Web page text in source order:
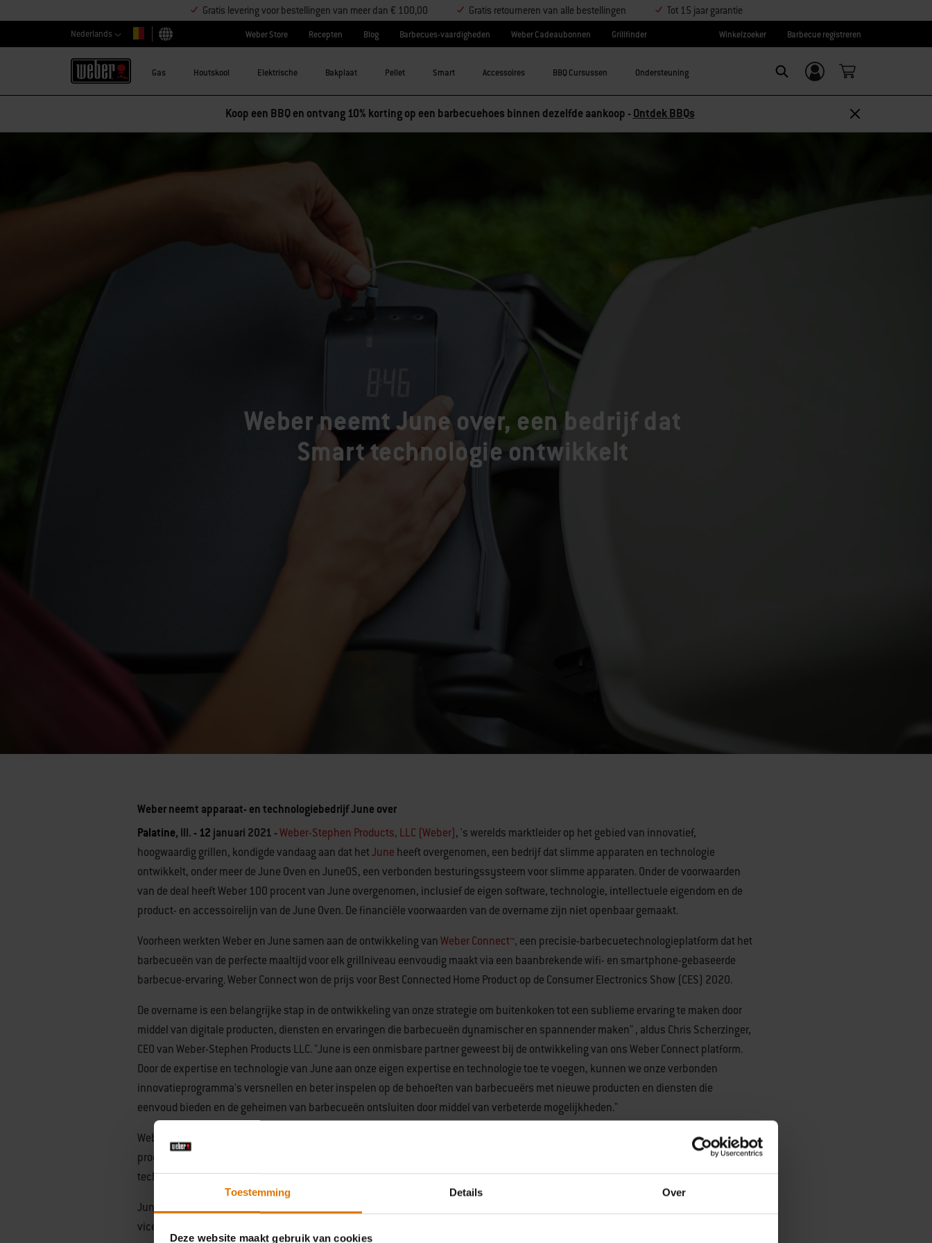
Toestemming Details Over
Deze website maakt gebruik van cookies
Gratis levering voor bestellingen van meer dan € 100,00 Gratis retourneren van alle bestellingen Tot 15 jaar garantie
Nederlands
Kies land
Weber Store Recepten Blog Barbecues-vaardigheden Weber Cadeaubonnen Grillfinder Winkelzoeker Barbecue registreren
Gas Houtskool Elektrische Bakplaat Pellet Smart Accessoires BBQ Cursussen Ondersteuning
Inloggen/
aanmelden
Koop een BBQ en ontvang 10% korting op een barbecuehoes binnen dezelfde aankoop - Ontdek BBQs
Weber neemt June over, een bedrijf dat
Smart technologie ontwikkelt
Weber neemt apparaat- en technologiebedrijf June over
Palatine, Ill. - 12 januari 2021 -Weber-Stephen Products, LLC (Weber), 's werelds marktleider op het gebied van innovatief,
hoogwaardig grillen, kondigde vandaag aan dat hetJune heeft overgenomen, een bedrijf dat slimme apparaten en technologie
ontwikkelt, onder meer de June Oven en JuneOS, een verbonden besturingssysteem voor slimme apparaten. Onder de voorwaarden
van de deal heeft Weber 100 procent van June overgenomen, inclusief de eigen software, technologie, intellectuele eigendom en de
product- en accessoirelijn van de June Oven. De financiële voorwaarden van de overname zijn niet openbaar gemaakt.
Voorheen werkten Weber en June samen aan de ontwikkeling vanWeber Connect™, een precisie-barbecuetechnologieplatform dat het
barbecueën van de perfecte maaltijd voor elk grillniveau eenvoudig maakt via een baanbrekende wifi- en smartphone-gebaseerde
barbecue-ervaring. Weber Connect won de prijs voor Best Connected Home Product op de Consumer Electronics Show (CES) 2020.
De overname is een belangrijke stap in de ontwikkeling van onze strategie om buitenkoken tot een sublieme ervaring te maken door
middel van digitale producten, diensten en ervaringen die barbecueën dynamischer en spannender maken" , aldus Chris Scherzinger,
CEO van Weber-Stephen Products LLC. "June is een onmisbare partner geweest bij de ontwikkeling van ons Weber Connect platform.
Door de expertise en technologie van June aan onze eigen expertise en technologie toe te voegen, kunnen we onze verbonden
innovatieprogramma's versnellen en beter inspelen op de behoeften van barbecueërs met nieuwe producten en diensten die
eenvoud bieden en de geheimen van barbecueën ontsluiten door middel van verbeterde mogelijkheden."
Weber's wereldwijde zakelijke voetafdruk, infrastructuur, middelen en expertise betekenen voor June dat zij de schaal voor hun
producten en technologie aanzienlijk kunnen vergroten, waaronder een bredere routekaart voor toekomstige product- en
technologieontwikkeling.
June's medeoprichters Matt Van Horn en Nikhil Bhogal gaan bij Weber werken, respectievelijk als president van June en senior
vicepresident Technology and Connected Devices van Weber. De heer Bhogal zal gaan werken binnen alle onderzoeks- en